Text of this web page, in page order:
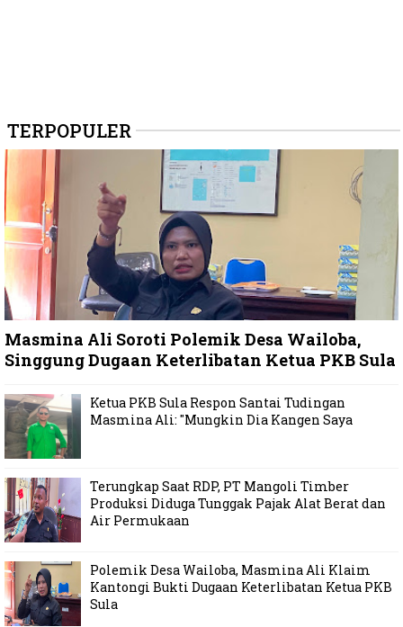
TERPOPULER
Masmina Ali Soroti Polemik Desa Wailoba,
Singgung Dugaan Keterlibatan Ketua PKB Sula
Ketua PKB Sula Respon Santai Tudingan
Masmina Ali: "Mungkin Dia Kangen Saya
Terungkap Saat RDP, PT Mangoli Timber
Produksi Diduga Tunggak Pajak Alat Berat dan
Air Permukaan
Polemik Desa Wailoba, Masmina Ali Klaim
Kantongi Bukti Dugaan Keterlibatan Ketua PKB
Sula